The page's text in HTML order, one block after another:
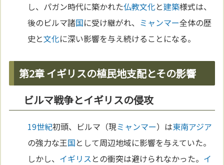
し、パガン時代に築かれた仏教文化と建築様式は、
後のビルマ諸国に受け継がれ、 ミャンマー全体の歴
史と文化に深い影響を与え続けることになる。
第2章 イギリスの植民地支配とその影響
ビルマ戦争とイギリスの侵攻
19世紀初頭、ビルマ（現ミャンマー）は東南アジア
の強力な王国として周辺地域に影響を与えていた。
しかし、 イギリスとの衝突は避けられなかった。 イ